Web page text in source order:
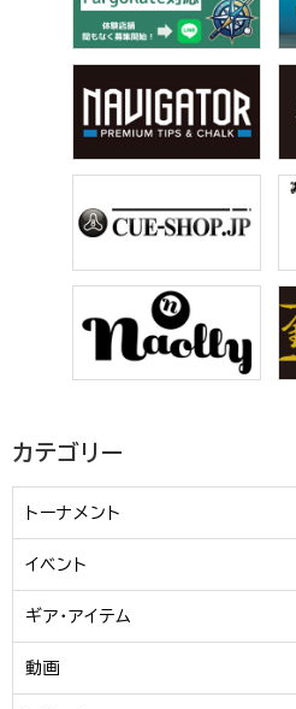
カテゴリー
トーナメント
イベント
ギア・アイテム
動画